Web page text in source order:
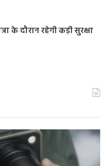
के दौरान रहेगी कड़ी सुरक्षा